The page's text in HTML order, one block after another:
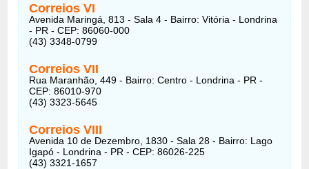
Correios VI
Avenida Maringá, 813 - Sala 4 - Bairro: Vitória - Londrina
- PR - CEP: 86060-000
(43) 3348-0799
Correios VII
Rua Maranhão, 449 - Bairro: Centro - Londrina - PR -
CEP: 86010-970
(43) 3323-5645
Correios VIII
Avenida 10 de Dezembro, 1830 - Sala 28 - Bairro: Lago
Igapó - Londrina - PR - CEP: 86026-225
(43) 3321-1657